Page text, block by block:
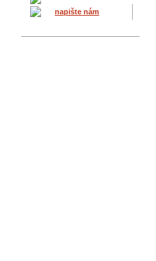
napište nám